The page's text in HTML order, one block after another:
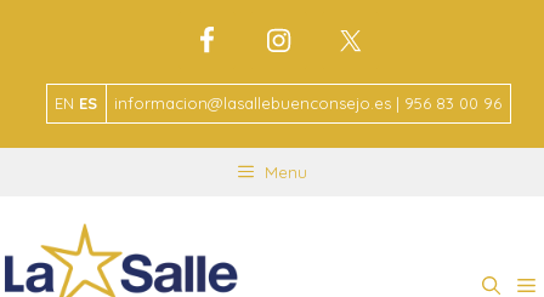
EN ES informacion@lasallebuenconsejo.es | 956 83 00 96
Menu